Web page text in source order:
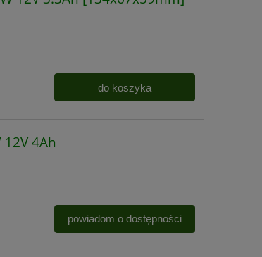
do koszyka
4Ah
powiadom o dostępności